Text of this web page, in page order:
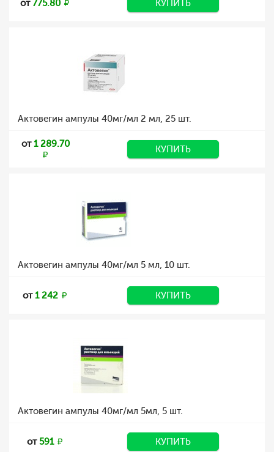
от 775.80 КУПИТЬ
Актовегин ампулы 40мг/мл 2 мл, 25 шт.
от1 289.70 КУПИТЬ
Актовегин ампулы 40мг/мл 5 мл, 10 шт.
от1 242 КУПИТЬ
Актовегин ампулы 40мг/мл 5мл, 5 шт.
от591 КУПИТЬ